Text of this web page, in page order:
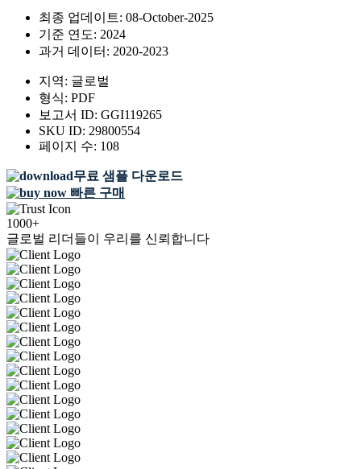
최종 업데이트: 08-October-2025
기준 연도: 2024
과거 데이터: 2020-2023
지역: 글로벌
형식: PDF
보고서 ID: GGI119265
SKU ID: 29800554
페이지 수: 108
무료 샘플 다운로드
빠른 구매
1000+
글로벌 리더들이 우리를 신뢰합니다